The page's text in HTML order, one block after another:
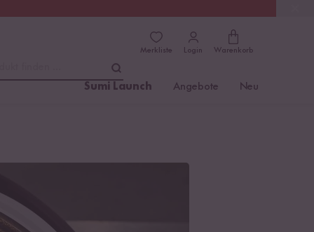
Merkliste Login Warenkorb
Sumi Launch Angebote Neu